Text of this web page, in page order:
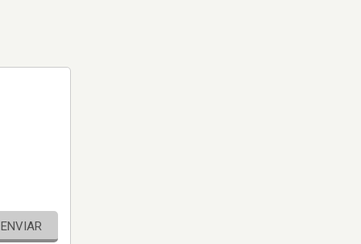
ENVIAR